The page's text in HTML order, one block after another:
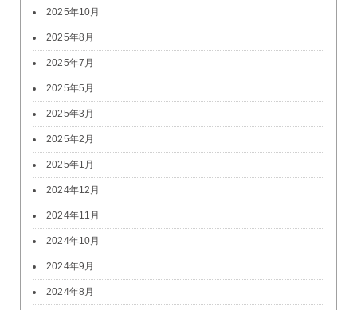
2025年10月
2025年8月
2025年7月
2025年5月
2025年3月
2025年2月
2025年1月
2024年12月
2024年11月
2024年10月
2024年9月
2024年8月